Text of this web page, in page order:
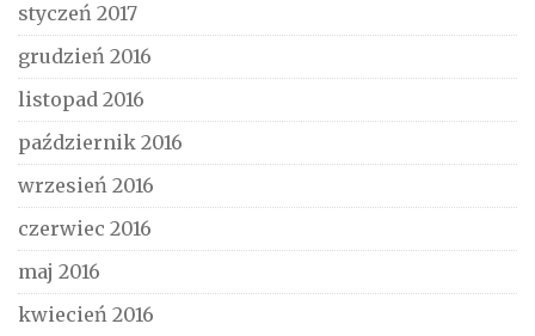
styczeń 2017
grudzień 2016
listopad 2016
październik 2016
wrzesień 2016
czerwiec 2016
maj 2016
kwiecień 2016